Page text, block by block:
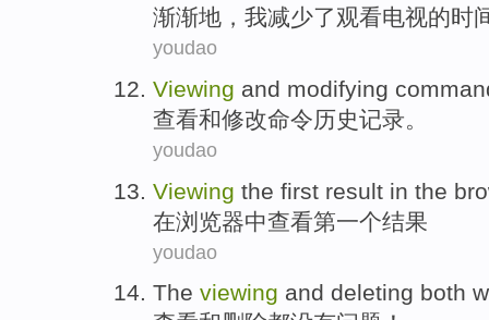
渐渐地 ， 我减少了观看电视的时
youdao
Viewing and modifying
查看和修改命令历史记录。
youdao
Viewing the first result in the
在浏览器中查看第一个结果
youdao
The viewing and deleting both